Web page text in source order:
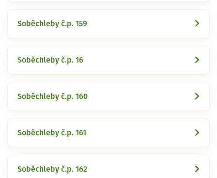
Soběchleby č.p. 159
Soběchleby č.p. 16
Soběchleby č.p. 160
Soběchleby č.p. 161
Soběchleby č.p. 162